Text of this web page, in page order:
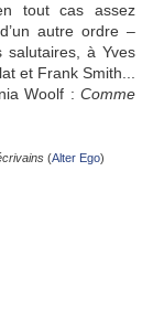
tout cas assez
autre ordre –
à Yves
et Frank Smith...
Woolf : Comme
(Alter Ego)